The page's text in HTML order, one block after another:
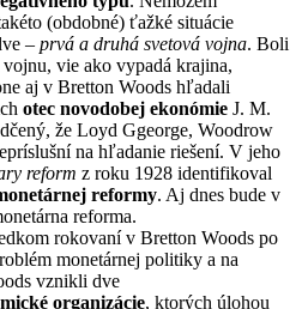
(obdobné) ťažké situácie
– prvá a druhá svetová vojna. Boli
vie ako vypadá krajina,
aj v Bretton Woods hľadali
otec novodobej ekonómie J. M.
že Loyd Ggeorge, Woodrow
na hľadanie riešení. V jeho
reform z roku 1928 identifikoval
reformy. Aj dnes bude v
reforma.
rokovaní v Bretton Woods po
monetárnej politiky a na
vznikli dve
organizácie, ktorých úlohou